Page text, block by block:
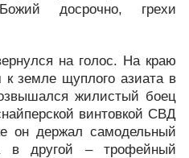
досрочно, грехи
на голос. На краю
земле щуплого азиата в
жилистый боец
винтовкой СВД
он держал самодельный
в другой – трофейный